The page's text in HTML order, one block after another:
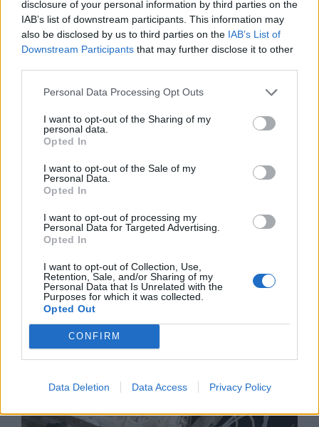
disclosure of your personal information by third parties on the
IAB’s list of downstream participants. This information may
also be disclosed by us to third parties on the IAB’s List of
Downstream Participants that may further disclose it to other
Personal Data Processing Opt Outs
I want to opt-out of the Sharing of my
personal data.
Opted In
I want to opt-out of the Sale of my
Personal Data.
Opted In
I want to opt-out of processing my
Personal Data for Targeted Advertising.
Opted In
I want to opt-out of Collection, Use,
Retention, Sale, and/or Sharing of my
Personal Data that Is Unrelated with the
Purposes for which it was collected.
Opted Out
CONFIRM
Data Deletion Data Access Privacy Policy
Изкуствен интелект за първи път
07.08.2026 / 15:30